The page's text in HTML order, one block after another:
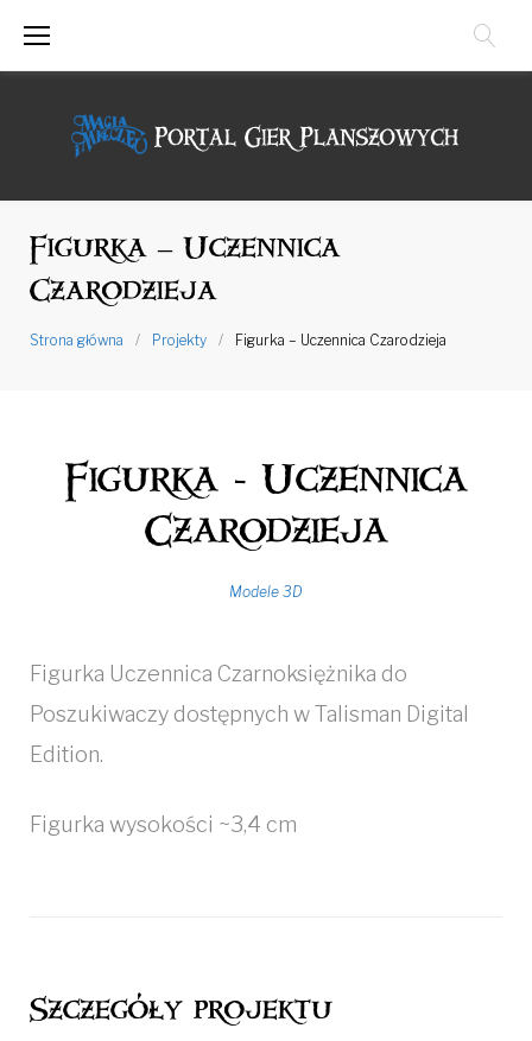
Figurka – Uczennica
Czarodzieja
Strona główna / Projekty / Figurka – Uczennica Czarodzieja
Figurka - Uczennica
Czarodzieja
Modele 3D
Figurka Uczennica Czarnoksiężnika do
Poszukiwaczy dostępnych w Talisman Digital
Edition.
Figurka wysokości ~3,4 cm
Szczegóły projektu